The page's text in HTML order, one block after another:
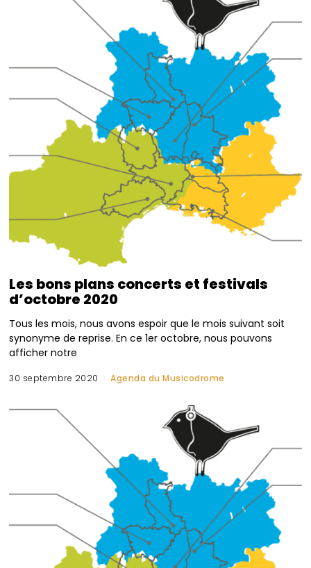
Les bons plans concerts et festivals
d’octobre 2020
Tous les mois, nous avons espoir que le mois suivant soit
synonyme de reprise. En ce 1er octobre, nous pouvons
afficher notre
30 septembre 2020 Agenda du Musicodrome